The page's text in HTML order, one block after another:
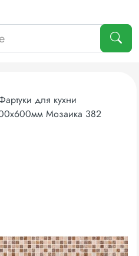
для кухни
Мозаика 382